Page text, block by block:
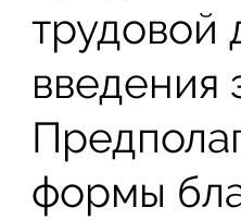
трудовой
введения
формы